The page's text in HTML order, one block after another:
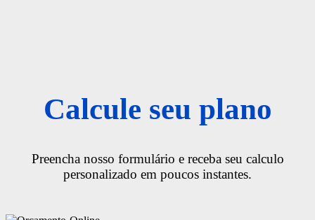
Calcule seu plano
Preencha nosso formulário e receba seu calculo
personalizado em poucos instantes.